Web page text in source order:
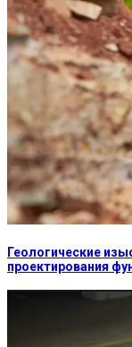
Геологические
проектирования